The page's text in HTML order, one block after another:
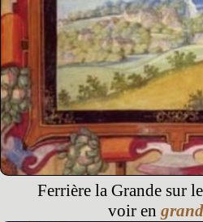
Ferrière la Grande sur
voir en